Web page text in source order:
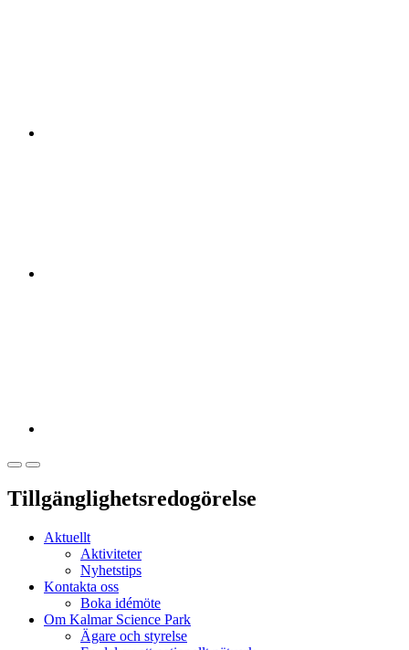
Tillgänglighetsredogörelse
Aktuellt
Aktiviteter
Nyhetstips
Kontakta oss
Boka idémöte
Om Kalmar Science Park
Ägare och styrelse